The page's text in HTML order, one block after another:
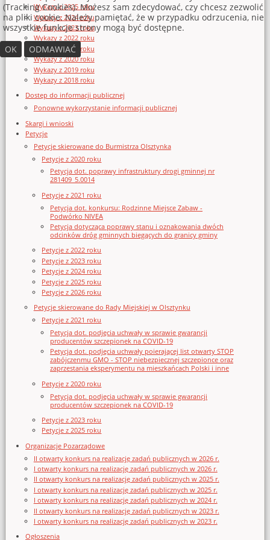
Wykazy z 2025 roku
Wykazy z 2024 roku
Wykazy z 2023 roku
Wykazy z 2022 roku
Wykazy z 2021 roku
Wykazy z 2020 roku
Wykazy z 2019 roku
Wykazy z 2018 roku
Dostęp do informacji publicznej
Ponowne wykorzystanie informacji publicznej
Skargi i wnioski
Petycje
Petycje skierowane do Burmistrza Olsztynka
Petycje z 2020 roku
Petycja dot. poprawy infrastruktury drogi gminnej nr
281409_5.0014
Petycje z 2021 roku
Petycja dot. konkursu: Rodzinne Miejsce Zabaw -
Podwórko NIVEA
Petycja dotycząca poprawy stanu i oznakowania dwóch
odcinków dróg gminnych biegących do granicy gminy
Petycje z 2022 roku
Petycje z 2023 roku
Petycje z 2024 roku
Petycje z 2025 roku
Petycje z 2026 roku
Petycje skierowane do Rady Miejskiej w Olsztynku
Petycje z 2021 roku
Petycja dot. podjęcia uchwały w sprawie gwarancji
producentów szczepionek na COVID-19
Petycja dot. podjęcia uchwały poierającej list otwarty STOP
zabójczenmu GMO - STOP niebezpiecznej szczepionce oraz
zaprzestania eksperymentu na mieszkańcach Polski i inne
Petycje z 2020 roku
Petycja dot. podjęcia uchwały w sprawie gwarancji
producentów szczepionek na COVID-19
Petycje z 2023 roku
Petycje z 2025 roku
Organizacje Pozarządowe
II otwarty konkurs na realizację zadań publicznych w 2026 r.
I otwarty konkurs na realizację zadań publicznych w 2026 r.
II otwarty konkurs na realizację zadań publicznych w 2025 r.
I otwarty konkurs na realizację zadań publicznych w 2025 r.
I otwarty konkurs na realizację zadań publicznych w 2024 r.
II otwarty konkurs na realizację zadań publicznych w 2023 r.
I otwarty konkurs na realizację zadań publicznych w 2023 r.
Ogłoszenia
(Tracking Cookies). Możesz sam zdecydować, czy chcesz zezwolić
na pliki cookie. Należy pamiętać, że w przypadku odrzucenia, nie
wszystkie funkcje strony mogą być dostępne.
OK
ODMAWIAĆ